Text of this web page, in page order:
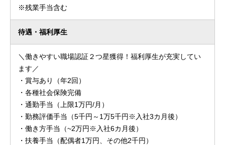
※残業手当含む
待遇・福利厚生
＼働きやすい職場認証２つ星獲得！福利厚生が充実してい
ます／
・賞与あり（年2回）
・各種社会保険完備
・通勤手当（上限1万円/月）
・勤務評価手当（5千円～1万5千円※入社3カ月後）
・働き方手当（~2万円※入社6カ月後）
・扶養手当（配偶者1万円、その他2千円）